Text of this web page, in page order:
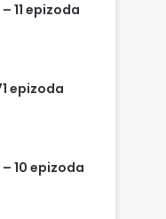
11 epizoda
epizoda
10 epizoda